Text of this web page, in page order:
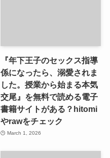
『年下王子のセックス指導
係になったら、溺愛されま
した。授業から始まる本気
交尾』を無料で読める電子
書籍サイトがある？hitomi
やrawをチェック
March 1, 2026